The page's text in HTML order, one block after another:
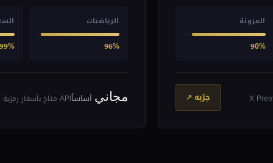
المرونة
90%
جرّبه ↗
الرياضيات
96%
99%
مجاني أساساًAPI متاح بأسعار رمزية جداً